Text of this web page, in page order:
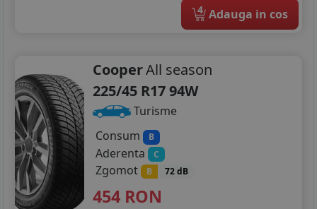
4 Adauga in cos
CooperAll season
225/45 R17 94W
Turisme
Consum
B
Aderenta C
Zgomot B 72 dB
454 RON